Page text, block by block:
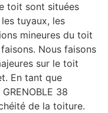
toit sont situées
tuyaux, les
mineures du toit
Nous faisons
sur le toit
En tant que
38
de la toiture.